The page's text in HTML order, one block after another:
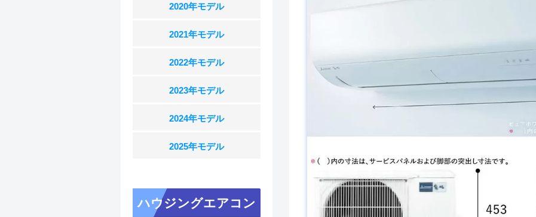
2020年モデル
2021年モデル
2022年モデル
2023年モデル
2024年モデル
2025年モデル
ハウジングエアコン